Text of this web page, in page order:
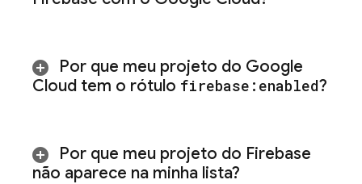
Por que meu projeto do Google
Cloud tem o rótulo firebase:enabled?
Por que meu projeto do Firebase
não aparece na minha lista?